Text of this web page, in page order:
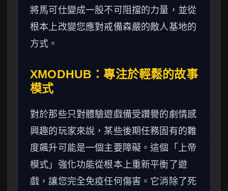
將馬可仕變成一股不可阻擋的力量，並從
根本上改變您應對戒備森嚴的敵人基地的
方式。
XMODHUB：專注於輕鬆的故事
模式
對於那些只對體驗遊戲備受讚譽的劇情感
興趣的玩家來說，某些後期任務固有的難
度飆升可能是一個主要障礙。這個「上帝
模式」強化功能從根本上重新平衡了遊
戲，讓您完全免疫任何傷害。它消除了死